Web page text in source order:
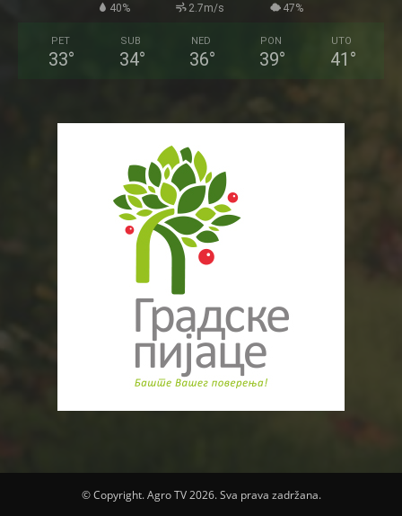
40% 2.7m/s 47%
PET
33°
SUB
34°
NED
36°
PON
39°
UTO
41 °
© Copyright. Agro TV 2026. Sva prava zadržana.